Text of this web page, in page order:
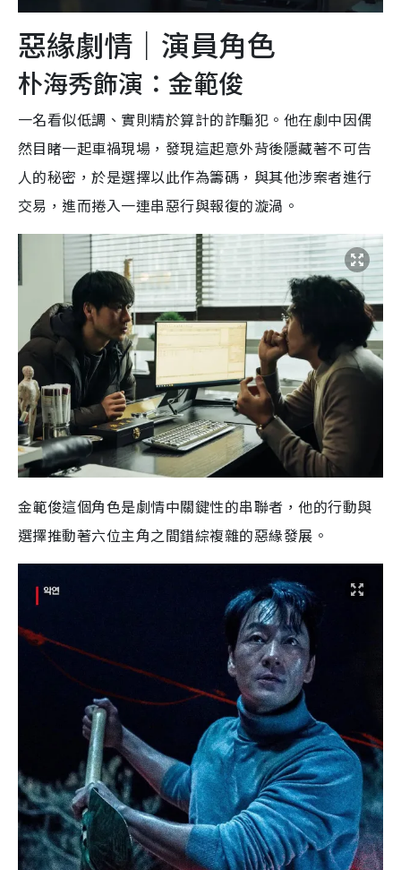
惡緣劇情｜演員角色
朴海秀飾演：金範俊
一名看似低調、實則精於算計的詐騙犯。他在劇中因偶
然目睹一起車禍現場，發現這起意外背後隱藏著不可告
人的秘密，於是選擇以此作為籌碼，與其他涉案者進行
交易，進而捲入一連串惡行與報復的漩渦。
金範俊這個角色是劇情中關鍵性的串聯者，他的行動與
選擇推動著六位主角之間錯綜複雜的惡緣發展。